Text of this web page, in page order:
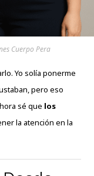
Cuerpo Pera
Yo solía ponerme
pero eso
sé que los
la atención en la